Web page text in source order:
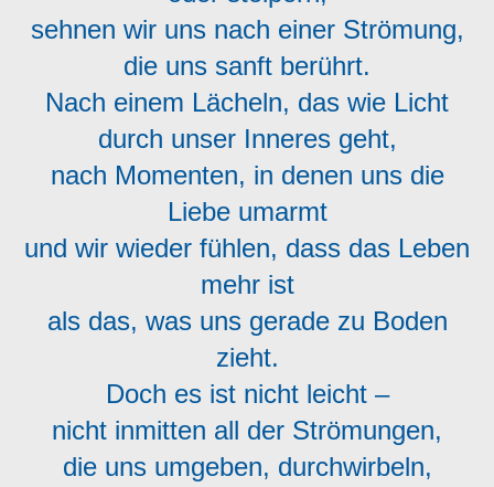
sehnen wir uns nach einer Strömung,
die uns sanft berührt.
Nach einem Lächeln, das wie Licht
durch unser Inneres geht,
nach Momenten, in denen uns die
Liebe umarmt
und wir wieder fühlen, dass das Leben
mehr ist
als das, was uns gerade zu Boden
zieht.
Doch es ist nicht leicht –
nicht inmitten all der Strömungen,
die uns umgeben, durchwirbeln,